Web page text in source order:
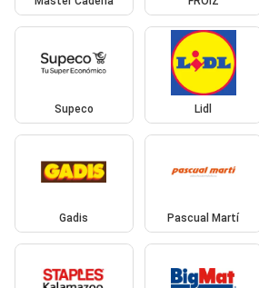
Supeco Lidl
Gadis Pascual Martí